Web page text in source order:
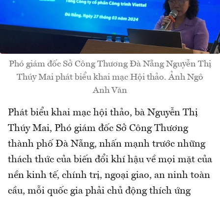
Phó giám đốc Sở Công Thương Đà Nẵng Nguyễn Thị
Thúy Mai phát biểu khai mạc Hội thảo. Ảnh Ngô
Anh Văn
Phát biểu khai mạc hội thảo, bà Nguyễn Thị
Thúy Mai, Phó giám đốc Sở Công Thương
thành phố Đà Nẵng, nhấn mạnh trước những
thách thức của biến đổi khí hậu về mọi mặt của
nền kinh tế, chính trị, ngoại giao, an ninh toàn
cầu, mỗi quốc gia phải chủ động thích ứng